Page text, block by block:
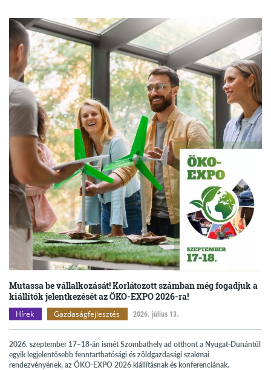
Mutassa be vállalkozását! Korlátozott számban még fogadjuk a
kiállítók jelentkezését az ÖKO-EXPO 2026-ra!
Hírek Gazdaságfejlesztés 2026. július 13.
2026. szeptember 17–18-án ismét Szombathely ad otthont a Nyugat-Dunántúl
egyik legjelentősebb fenntarthatósági és zöldgazdasági szakmai
rendezvényének, az ÖKO-EXPO 2026 kiállításnak és konferenciának.